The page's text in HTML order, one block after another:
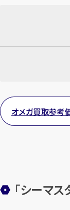
オメガ買取参考
「シーマ